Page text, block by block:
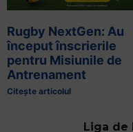
Rugby NextGen: Au
început înscrierile
pentru Misiunile de
Antrenament
Citește articolul
Liga de